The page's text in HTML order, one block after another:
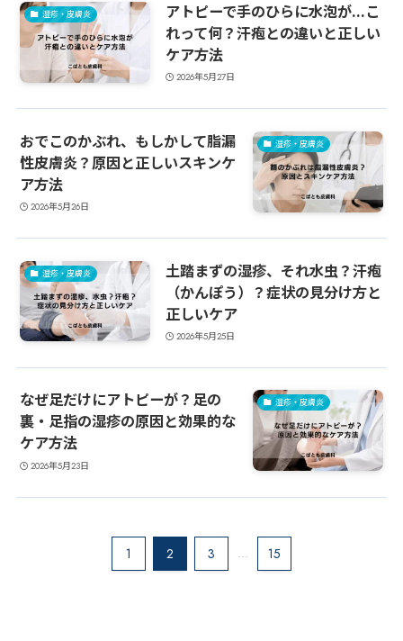
湿疹・皮膚炎
アトピーで手のひらに水泡が…こ
れって何？汗疱との違いと正しい
ケア方法
2026年5月27日
湿疹・皮膚炎
おでこのかぶれ、もしかして脂漏
性皮膚炎？原因と正しいスキンケ
ア方法
2026年5月26日
湿疹・皮膚炎
土踏まずの湿疹、それ水虫？汗疱
（かんぽう）？症状の見分け方と
正しいケア
2026年5月25日
湿疹・皮膚炎
なぜ足だけにアトピーが？足の
裏・足指の湿疹の原因と効果的な
ケア方法
2026年5月23日
1 2 3 ... 15